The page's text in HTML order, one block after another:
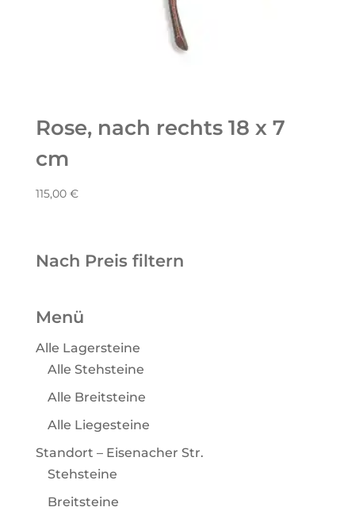
Rose, nach rechts 18 x 7
cm
115,00 €
Nach Preis filtern
Menü
Alle Lagersteine
Alle Stehsteine
Alle Breitsteine
Alle Liegesteine
Standort – Eisenacher Str.
Stehsteine
Breitsteine